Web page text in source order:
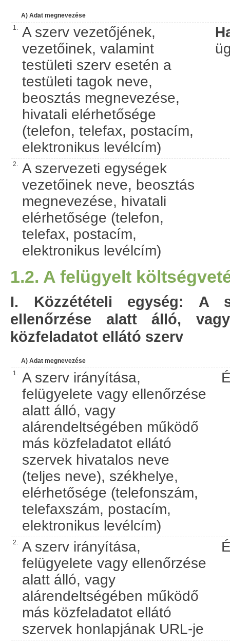
A) Adat megnevezése
1.
A szerv vezetőjének,
vezetőinek, valamint
testületi szerv esetén a
testületi tagok neve,
beosztás megnevezése,
hivatali elérhetősége
(telefon, telefax, postacím,
elektronikus levélcím)
2.
A szervezeti egységek
vezetőinek neve, beosztás
megnevezése, hivatali
elérhetősége (telefon,
telefax, postacím,
elektronikus levélcím)
1.2. A felügyelt
I. Közzétételi egység: A
ellenőrzése alatt álló,
közfeladatot ellátó szerv
A) Adat megnevezése
1.
A szerv irányítása,
felügyelete vagy ellenőrzése
alatt álló, vagy
alárendeltségében működő
más közfeladatot ellátó
szervek hivatalos neve
(teljes neve), székhelye,
elérhetősége (telefonszám,
telefaxszám, postacím,
elektronikus levélcím)
2.
A szerv irányítása,
felügyelete vagy ellenőrzése
alatt álló, vagy
alárendeltségében működő
más közfeladatot ellátó
szervek honlapjának URL-je